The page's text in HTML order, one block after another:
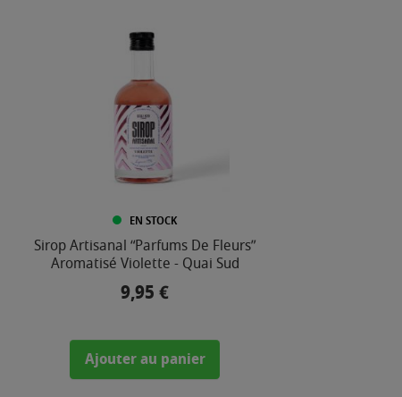
EN STOCK
Sirop Artisanal “Parfums De Fleurs”
Aromatisé Violette - Quai Sud
Prix
9,95 €
Ajouter au panier